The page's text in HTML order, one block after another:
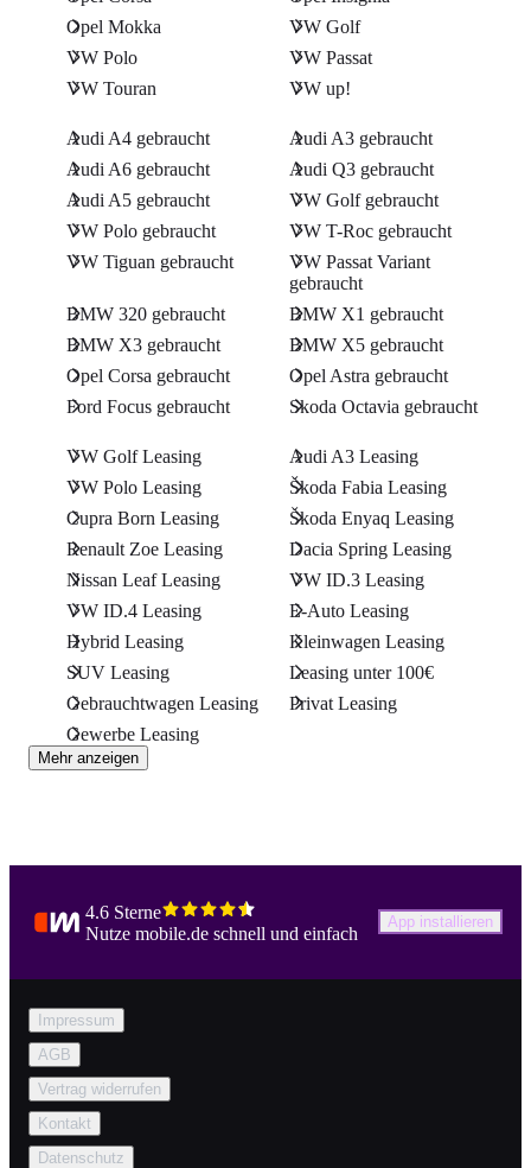
Opel Mokka
VW Golf
VW Polo
VW Passat
VW Touran
VW up!
Audi A4 gebraucht
Audi A3 gebraucht
Audi A6 gebraucht
Audi Q3 gebraucht
Audi A5 gebraucht
VW Golf gebraucht
VW Polo gebraucht
VW T-Roc gebraucht
VW Tiguan gebraucht
VW Passat Variant
gebraucht
BMW 320 gebraucht
BMW X1 gebraucht
BMW X3 gebraucht
BMW X5 gebraucht
Opel Corsa gebraucht
Opel Astra gebraucht
Ford Focus gebraucht
Skoda Octavia gebraucht
VW Golf Leasing
Audi A3 Leasing
VW Polo Leasing
Škoda Fabia Leasing
Cupra Born Leasing
Škoda Enyaq Leasing
Renault Zoe Leasing
Dacia Spring Leasing
Nissan Leaf Leasing
VW ID.3 Leasing
VW ID.4 Leasing
E-Auto Leasing
Hybrid Leasing
Kleinwagen Leasing
SUV Leasing
Leasing unter 100€
Gebrauchtwagen Leasing
Privat Leasing
Gewerbe Leasing
Mehr anzeigen
4.6 Sterne
Nutze mobile.de schnell und einfach
App installieren
Impressum
AGB
Vertrag widerrufen
Kontakt
Datenschutz